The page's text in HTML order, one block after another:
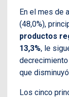
En el mes de
(48,0%),
productos
13,3%, le
decrecimiento
que
Los cinco